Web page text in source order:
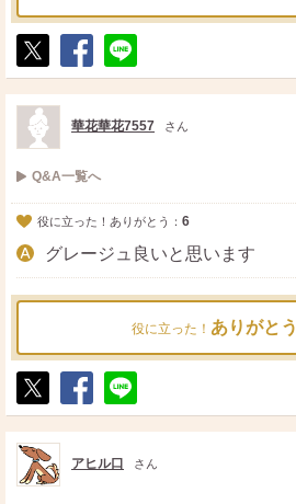
ポ
ス
ト
シ
ェ
送
る
華花華花7557 さん
Q&A一覧へ
役に立った！ありがとう： 6
グレージュ良いと思います
役に立った！ ありがとう
ポ
ス
ト
シ
ェ
送
る
アヒル口 さん